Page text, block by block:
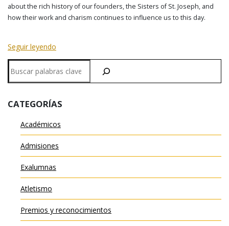
about the rich history of our founders, the Sisters of St. Joseph, and
how their work and charism continues to influence us to this day.
Seguir leyendo
en
CATEGORÍAS
Académicos
Admisiones
Exalumnas
Atletismo
Premios y reconocimientos